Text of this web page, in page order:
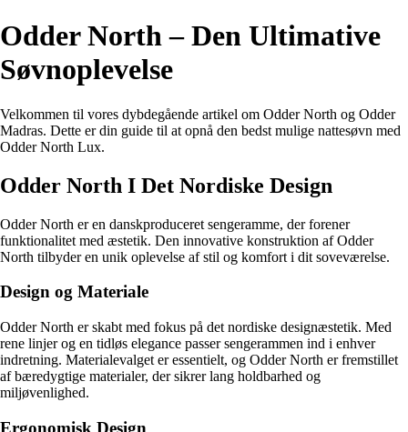
Odder North – Den Ultimative
Søvnoplevelse
Velkommen til vores dybdegående artikel om Odder North og Odder
Madras. Dette er din guide til at opnå den bedst mulige nattesøvn med
Odder North Lux.
Odder North I Det Nordiske Design
Odder North er en danskproduceret sengeramme, der forener
funktionalitet med æstetik. Den innovative konstruktion af Odder
North tilbyder en unik oplevelse af stil og komfort i dit soveværelse.
Design og Materiale
Odder North er skabt med fokus på det nordiske designæstetik. Med
rene linjer og en tidløs elegance passer sengerammen ind i enhver
indretning. Materialevalget er essentielt, og Odder North er fremstillet
af bæredygtige materialer, der sikrer lang holdbarhed og
miljøvenlighed.
Ergonomisk Design